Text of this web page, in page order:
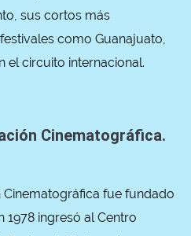
sus cortos más
como Guanajuato,
el circuito internacional.
Cinematográfica.
Cinematográfica fue fundado
1978 ingresó al Centro